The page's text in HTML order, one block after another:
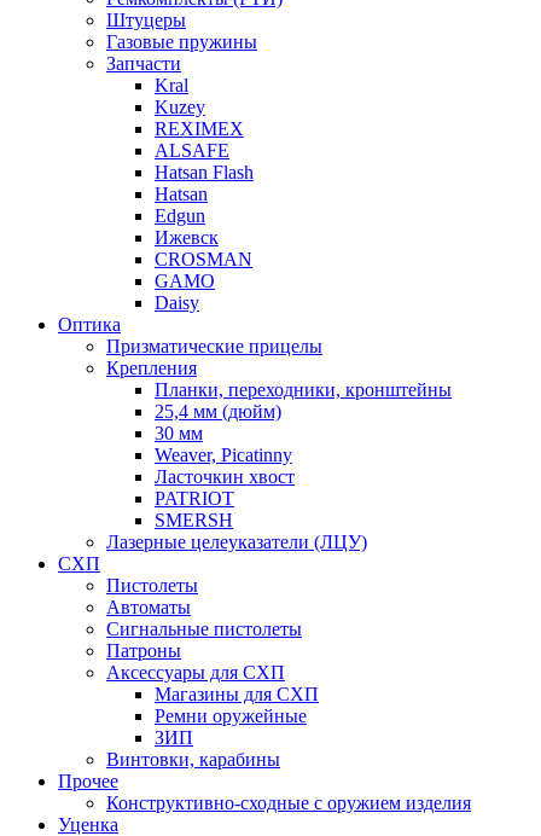
Штуцеры
Газовые пружины
Запчасти
Kral
Kuzey
REXIMEX
ALSAFE
Hatsan Flash
Hatsan
Edgun
Ижевск
CROSMAN
GAMO
Daisy
Оптика
Призматические прицелы
Крепления
Планки, переходники, кронштейны
25,4 мм (дюйм)
30 мм
Weaver, Picatinny
Ласточкин хвост
PATRIOT
SMERSH
Лазерные целеуказатели (ЛЦУ)
СХП
Пистолеты
Автоматы
Сигнальные пистолеты
Патроны
Аксессуары для СХП
Магазины для СХП
Ремни оружейные
ЗИП
Винтовки, карабины
Прочее
Конструктивно-сходные с оружием изделия
Уценка